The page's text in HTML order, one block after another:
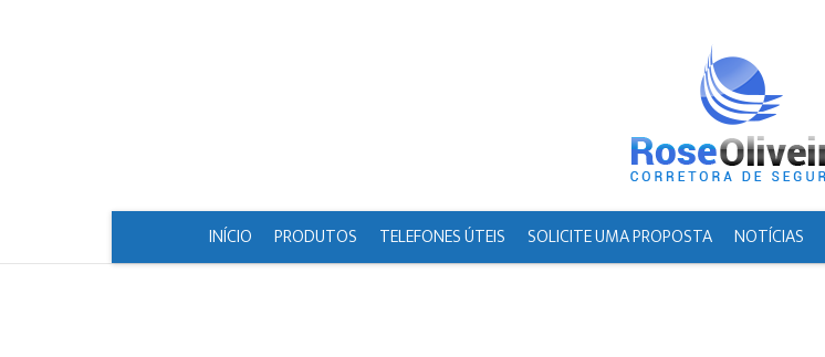
INÍCIO PRODUTOS TELEFONES ÚTEIS SOLICITE UMA PROPOSTA NOTÍCIAS